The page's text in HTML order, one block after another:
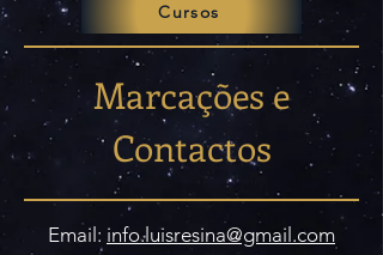
Cursos
Marcações e
Contactos
Email: info.luisresina@gmail.com